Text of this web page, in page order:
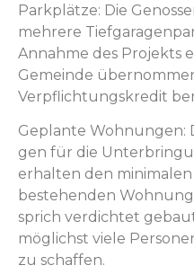
Park­plätze: Die
mehrere
Annahme des Pro­jek­ts
Gemeinde
Verpflich­tungskred­it
Geplante
gen für die
erhal­ten den
beste­hen­den
sprich verdichtet
möglichst viele
zu schaffen.